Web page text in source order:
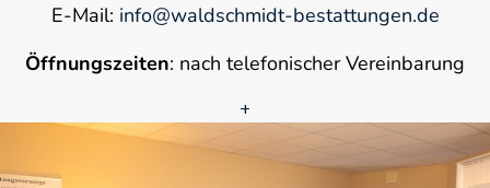
E-Mail: info@waldschmidt-bestattungen.de
Öffnungszeiten: nach telefonischer Vereinbarung
+